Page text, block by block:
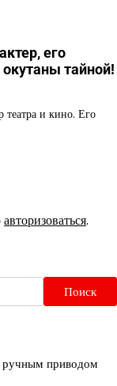
его
тайной!
театра и кино. Его
авторизоваться.
Поиск
ручным приводом